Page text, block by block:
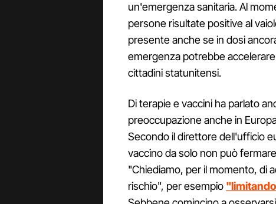
un'emergenza sanitaria. Al
persone risultate positive al
presente anche se in dosi
emergenza potrebbe
cittadini statunitensi.
Di terapie e vaccini ha parlato
preoccupazione anche in
Secondo il direttore dell'ufficio
vaccino da solo non può
"Chiediamo, per il momento, di
rischio", per esempio